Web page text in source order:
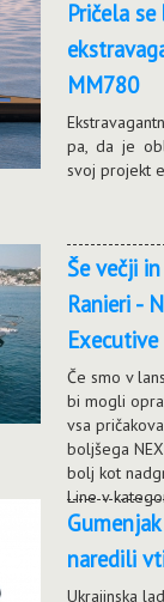
Pričela
MM780
pa, da je
svoj projekt
Še večji
Ranieri -
Če smo v
bi mogli
vsa
boljšega
bolj kot
Line v
naredili
Ukrajinska